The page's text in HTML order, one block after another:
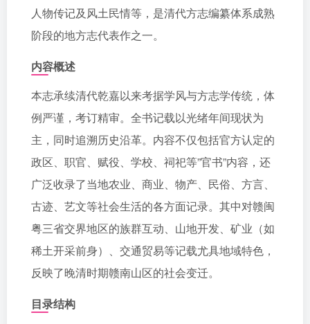
人物传记及风土民情等，是清代方志编纂体系成熟
阶段的地方志代表作之一。
内容概述
本志承续清代乾嘉以来考据学风与方志学传统，体
例严谨，考订精审。全书记载以光绪年间现状为
主，同时追溯历史沿革。内容不仅包括官方认定的
政区、职官、赋役、学校、祠祀等”官书”内容，还
广泛收录了当地农业、商业、物产、民俗、方言、
古迹、艺文等社会生活的各方面记录。其中对赣闽
粤三省交界地区的族群互动、山地开发、矿业（如
稀土开采前身）、交通贸易等记载尤具地域特色，
反映了晚清时期赣南山区的社会变迁。
目录结构